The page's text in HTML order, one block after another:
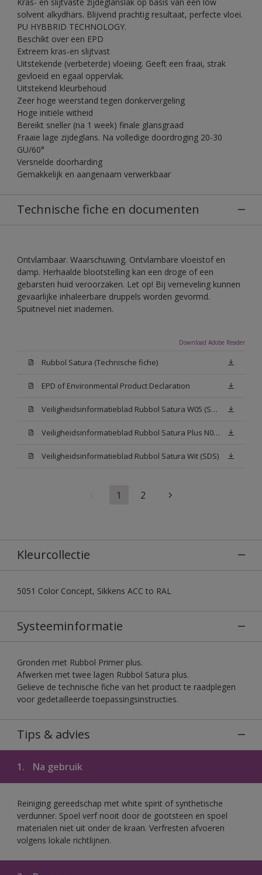
solvent alkydhars. Blijvend prachtig resultaat, perfecte vloei.
PU HYBBRID TECHNOLOGY.
Beschikt over een EPD
Extreem kras-en slijtvast
Uitstekende (verbeterde) vloeiing. Geeft een fraai, strak
gevloeid en egaal oppervlak.
Uitstekend kleurbehoud
Zeer hoge weerstand tegen donkervergeling
Hoge initiële witheid
Bereikt sneller (na 1 week) finale glansgraad
Fraaie lage zijdeglans. Na volledige doordroging 20-30
GU/60°
Versnelde doorharding
Gemakkelijk en aangenaam verwerkbaar
Technische fiche en documenten
Ontvlambaar. Waarschuwing. Ontvlambare vloeistof en
damp. Herhaalde blootstelling kan een droge of een
gebarsten huid veroorzaken. Let op! Bij verneveling kunnen
gevaarlijke inhaleerbare druppels worden gevormd.
Spuitnevel niet inademen.
Download Adobe Reader
Rubbol Satura (Technische fiche)
EPD of Environmental Product Declaration
Veiligheidsinformatieblad Rubbol Satura W05 (SDS)
Veiligheidsinformatieblad Rubbol Satura Plus N00 (SDS)
Veiligheidsinformatieblad Rubbol Satura Wit (SDS)
1 2
Kleurcollectie
5051 Color Concept, Sikkens ACC to RAL
Systeeminformatie
Gronden met Rubbol Primer plus.
Afwerken met twee lagen Rubbol Satura plus.
Gelieve de technische fiche van het product te raadplegen
voor gedetailleerde toepassingsinstructies.
Tips & advies
1. Na gebruik
Reiniging gereedschap met white spirit of synthetische
verdunner. Spoel verf nooit door de gootsteen en spoel
materialen niet uit onder de kraan. Verfresten afvoeren
volgens lokale richtlijnen.